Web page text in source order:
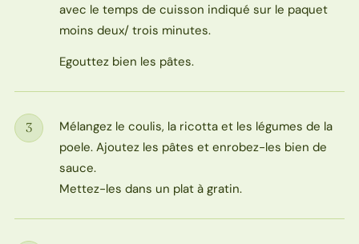
avec le temps de cuisson indiqué sur le paquet
moins deux/ trois minutes.
Egouttez bien les pâtes.
Étape
3
Mélangez le coulis, la ricotta et les légumes de la
poele. Ajoutez les pâtes et enrobez-les bien de
sauce.
Mettez-les dans un plat à gratin.